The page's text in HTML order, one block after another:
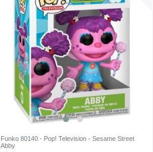
Funko 80140 - Pop! Television - Sesame Street
Abby